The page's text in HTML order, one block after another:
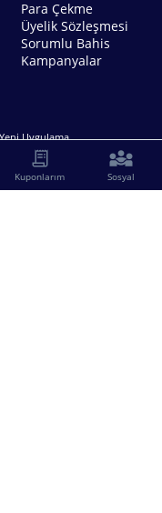
Para Çekme
Üyelik Sözleşmesi
Sorumlu Bahis
Kampanyalar
Uygulama
Kuponlarım Sosyal